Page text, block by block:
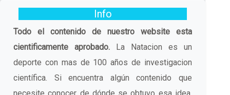
Info
Todo el contenido de nuestro website esta
cientificamente aprobado. La Natacion es un
deporte con mas de 100 años de investigacion
científica. Si encuentra algún contenido que